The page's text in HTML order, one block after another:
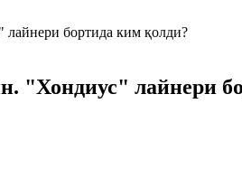
"Хондиус" лайнери